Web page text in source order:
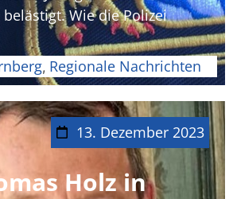
Wie die Polizei
, Regionale Nachrichten
13. Dezember 2023
Holz in